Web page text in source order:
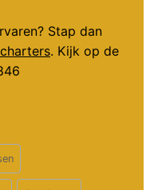
Stap dan
. Kijk op de